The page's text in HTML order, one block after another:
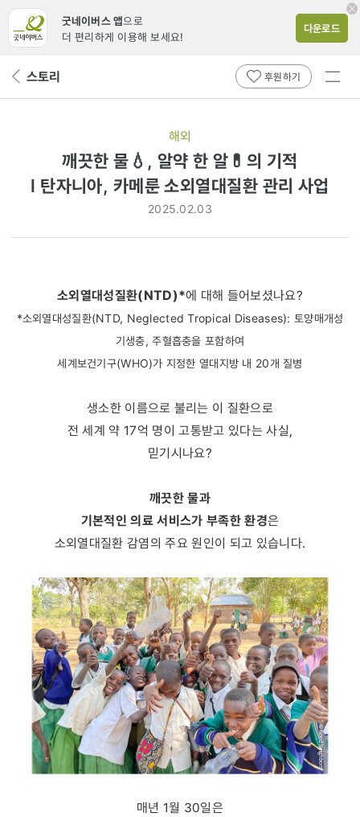
굿네이버스 앱으로
더 편리하게 이용해 보세요!
다운로드
뒤 스토리 후원하기
전체
해외
카메룬
깨끗한 물💧, 알약 한 알💊의 기적
l 탄자니아, 카메룬 소외열대질환 관리 사업
2025.02.03
소외열대성질환(NTD)*에 대해 들어보셨나요?
*소외열대성질환(NTD, Neglected Tropical Diseases): 토양매개성
기생충, 주혈흡충을 포함하여
세계보건기구(WHO)가 지정한 열대지방 내 20개 질병
생소한 이름으로 불리는 이 질환으로
전 세계 약 17억 명이 고통받고 있다는 사실,
믿기시나요?
깨끗한 물과
기본적인 의료 서비스가 부족한 환경은
소외열대질환 감염의 주요 원인이 되고 있습니다.
매년 1월 30일은